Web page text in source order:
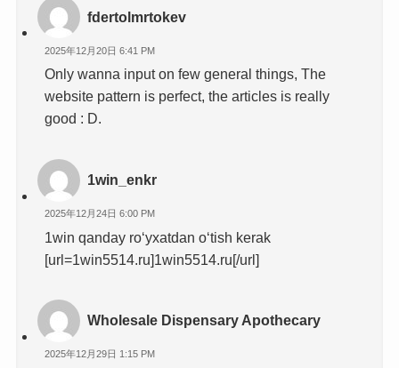
fdertolmrtokev
2025年12月20日 6:41 PM
Only wanna input on few general things, The
website pattern is perfect, the articles is really
good : D.
1win_enkr
2025年12月24日 6:00 PM
1win qanday ro‘yxatdan o‘tish kerak
[url=1win5514.ru]1win5514.ru[/url]
Wholesale Dispensary Apothecary
2025年12月29日 1:15 PM